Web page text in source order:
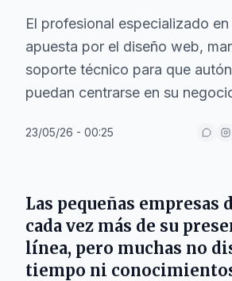
El profesional especializado
apuesta por el diseño web,
soporte técnico para que
puedan centrarse en su
23/05/26 - 00:25
Las pequeñas empresas
cada vez más de su
línea, pero muchas no
tiempo ni